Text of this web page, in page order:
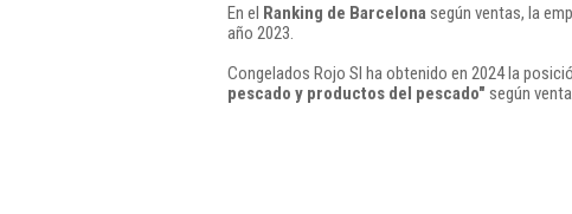
En el Ranking de Barcelona según ventas, la
año 2023.
Congelados Rojo Sl ha obtenido en 2024 la
pescado y productos del pescado" según